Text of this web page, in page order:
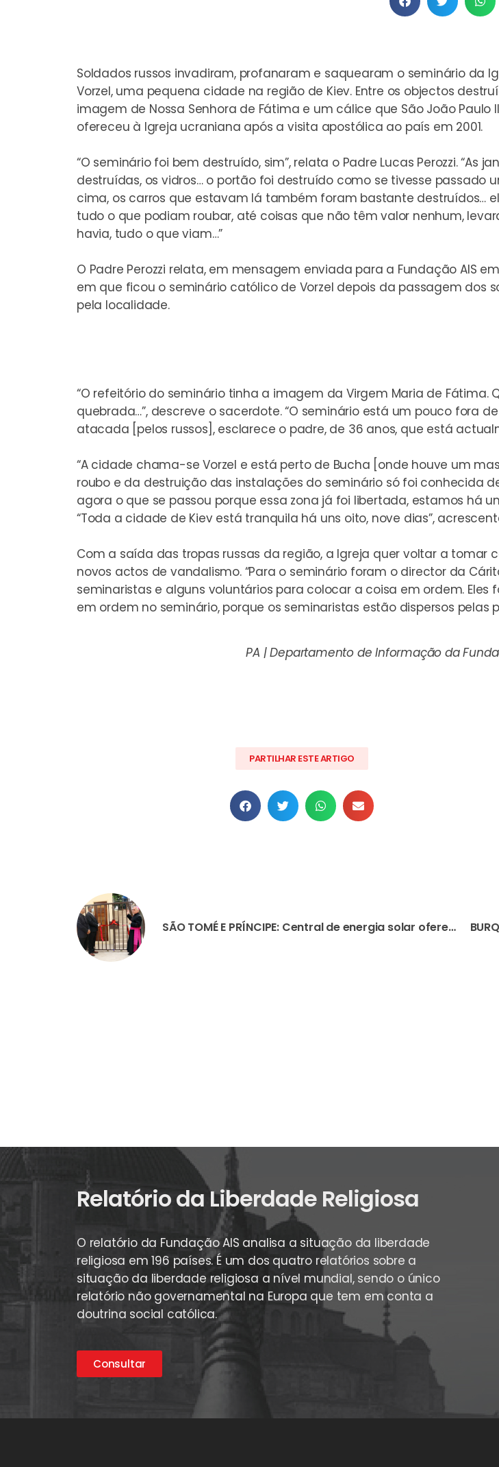
Soldados russos invadiram, profanaram e saquearam o seminário da
Vorzel, uma pequena cidade na região de Kiev. Entre os objectos
imagem de Nossa Senhora de Fátima e um cálice que São João Paulo
ofereceu à Igreja ucraniana após a visita apostólica ao país em 2001.
“O seminário foi bem destruído, sim”, relata o Padre Lucas Perozzi. “As
destruídas, os vidros… o portão foi destruído como se tivesse passado
cima, os carros que estavam lá também foram bastante destruídos…
tudo o que podiam roubar, até coisas que não têm valor nenhum,
havia, tudo o que viam…”
O Padre Perozzi relata, em mensagem enviada para a Fundação AIS
em que ficou o seminário católico de Vorzel depois da passagem dos
pela localidade.
“O refeitório do seminário tinha a imagem da Virgem Maria de
quebrada…”, descreve o sacerdote. “O seminário está um pouco fora
atacada [pelos russos], esclarece o padre, de 36 anos, que está
“A cidade chama-se Vorzel e está perto de Bucha [onde houve um
roubo e da destruição das instalações do seminário só foi conhecida
agora o que se passou porque essa zona já foi libertada, estamos há
“Toda a cidade de Kiev está tranquila há uns oito, nove dias”,
Com a saída das tropas russas da região, a Igreja quer voltar a
novos actos de vandalismo. “Para o seminário foram o director da
seminaristas e alguns voluntários para colocar a coisa em ordem.
em ordem no seminário, porque os seminaristas estão dispersos pelas
PA | Departamento de Informação da
PARTILHAR ESTE ARTIGO
SÃO TOMÉ E PRÍNCIPE: Central de energia solar oferecida pela AIS permite à rádio diocesana funcionar 24 horas por dia
Relatório da Liberdade Religiosa
O relatório da Fundação AIS analisa a situação da liberdade
religiosa em 196 países. É um dos quatro relatórios sobre a
situação da liberdade religiosa a nível mundial, sendo o único
relatório não governamental na Europa que tem em conta a
doutrina social católica.
Consultar